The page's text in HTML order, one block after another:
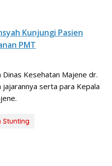
Kunjungi Pasien
PMT
Kesehatan Majene dr.
serta para Kepala
Stunting